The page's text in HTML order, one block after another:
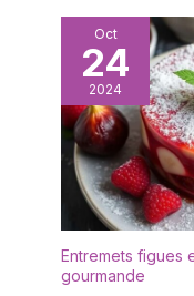
Oct
24
2024
Entremets figues
gourmande